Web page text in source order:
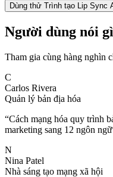
Dùng thử Trình tạo Lip Sync
Người dùng nói gì
Tham gia cùng hàng nghìn
C
Carlos Rivera
Quản lý bản địa hóa
“Cách mạng hóa quy trình
marketing sang 12 ngôn
N
Nina Patel
Nhà sáng tạo mạng xã hội